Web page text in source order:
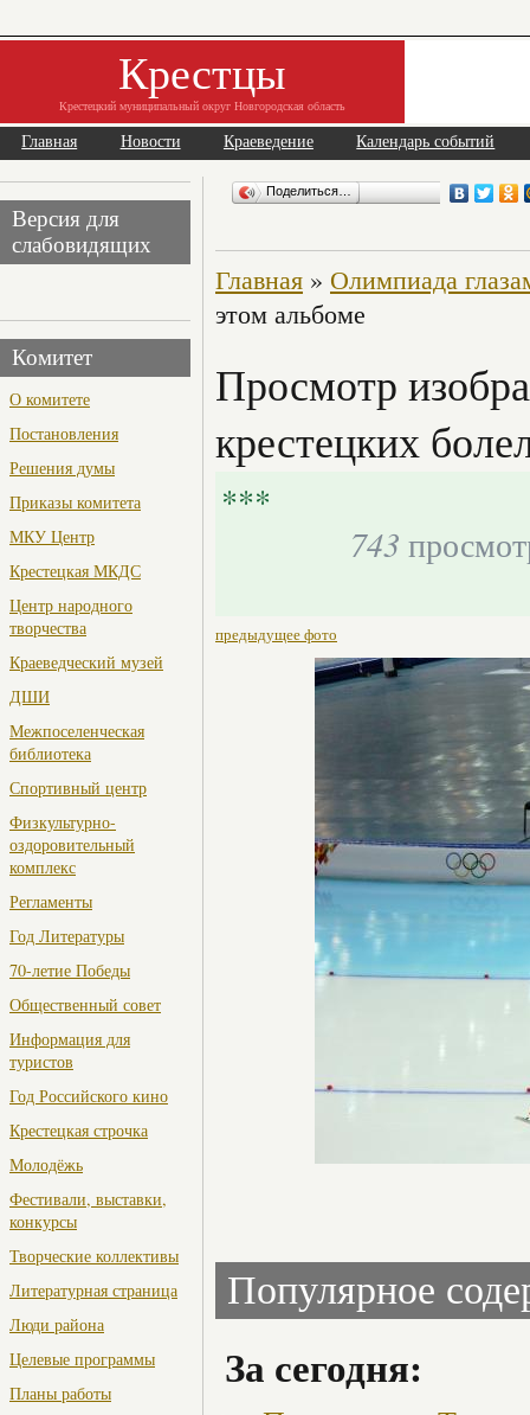
Крестцы
Крестецкий муниципальный округ Новгородская область
Главная Новости Краеведение Календарь событий
Версия для
слабовидящих
Комитет
О комитете
Постановления
Решения думы
Приказы комитета
МКУ Центр
Крестецкая МКДС
Центр народного
творчества
Краеведческий музей
ДШИ
Межпоселенческая
библиотека
Спортивный центр
Физкультурно-
оздоровительный
комплекс
Регламенты
Год Литературы
70-летие Победы
Общественный совет
Информация для
туристов
Год Российского кино
Крестецкая строчка
Молодёжь
Фестивали, выставки,
конкурсы
Творческие коллективы
Литературная страница
Люди района
Целевые программы
Планы работы
Поделиться…
Главная » Олимпиада
этом альбоме
Просмотр
крестецких
***
743
предыдущее фото
Популярное
За сегодня: